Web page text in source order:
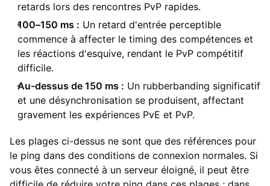
retards lors des rencontres PvP rapides.
100–150 ms : Un retard d'entrée perceptible
commence à affecter le timing des compétences et
les réactions d'esquive, rendant le PvP compétitif
difficile.
Au-dessus de 150 ms : Un rubberbanding significatif
et une désynchronisation se produisent, affectant
gravement les expériences PvE et PvP.
Les plages ci-dessus ne sont que des références pour
le ping dans des conditions de connexion normales. Si
vous êtes connecté à un serveur éloigné, il peut être